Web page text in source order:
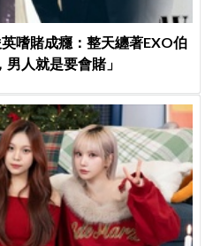
嗜賭成癮：整天纏著EXO伯
人就是要會賭」